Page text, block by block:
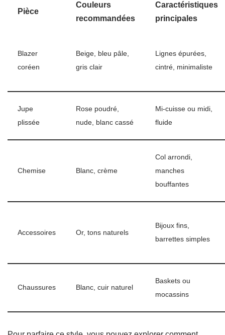
Pièce
Couleurs
recommandées
Caractéristiques
principales
Blazer
coréen
Beige, bleu pâle,
gris clair
Lignes épurées,
cintré, minimaliste
Jupe
plissée
Rose poudré,
nude, blanc cassé
Mi-cuisse ou midi,
fluide
Chemise Blanc, crème
Col arrondi,
manches
bouffantes
Accessoires Or, tons naturels
Bijoux fins,
barrettes simples
Chaussures Blanc, cuir naturel
Baskets ou
mocassins